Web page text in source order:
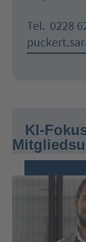
Tel. 0228
KI-